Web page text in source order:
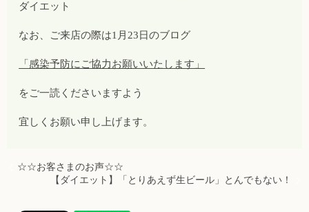
ダイエット
なお、ご来店の際は1月23日のブログ
「感染予防にご協力お願いいたします」
をご一読くださいますよう
宜しくお願い申し上げます。
☆☆お客さまのお声☆☆
【ダイエット】「とりあえず生ビール」とんでもない！